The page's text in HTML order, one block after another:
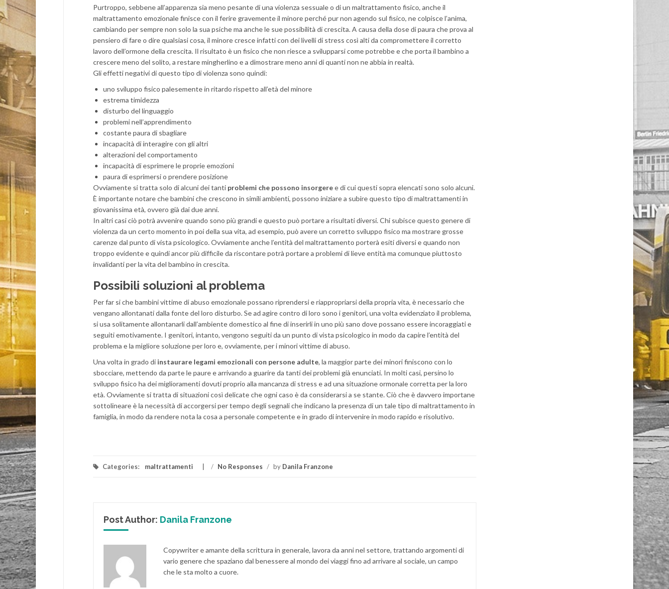
Purtroppo, sebbene all’apparenza sia meno pesante di una violenza sessuale o di un maltrattamento fisico, anche il
maltrattamento emozionale finisce con il ferire gravemente il minore perché pur non agendo sul fisico, ne colpisce l’anima,
cambiando per sempre non solo la sua psiche ma anche le sue possibilità di crescita. A causa della dose di paura che prova al
pensiero di fare o dire qualsiasi cosa, il minore cresce infatti con dei livelli di stress così alti da compromettere il corretto
lavoro dell’ormone della crescita. Il risultato è un fisico che non riesce a svilupparsi come potrebbe e che porta il bambino a
crescere meno del solito, a restare mingherlino e a dimostrare meno anni di quanti non ne abbia in realtà.
Gli effetti negativi di questo tipo di violenza sono quindi:
uno sviluppo fisico palesemente in ritardo rispetto all’età del minore
estrema timidezza
disturbo del linguaggio
problemi nell’apprendimento
costante paura di sbagliare
incapacità di interagire con gli altri
alterazioni del comportamento
incapacità di esprimere le proprie emozioni
paura di esprimersi o prendere posizione
Ovviamente si tratta solo di alcuni dei tanti problemi che possono insorgeree di cui questi sopra elencati sono solo alcuni.
È importante notare che bambini che crescono in simili ambienti, possono iniziare a subire questo tipo di maltrattamenti in
giovanissima età, ovvero già dai due anni.
In altri casi ciò potrà avvenire quando sono più grandi e questo può portare a risultati diversi. Chi subisce questo genere di
violenza da un certo momento in poi della sua vita, ad esempio, può avere un corretto sviluppo fisico ma mostrare grosse
carenze dal punto di vista psicologico. Ovviamente anche l’entità del maltrattamento porterà esiti diversi e quando non
troppo evidente e quindi ancor più difficile da riscontare potrà portare a problemi di lieve entità ma comunque piuttosto
invalidanti per la vita del bambino in crescita.
Possibili soluzioni al problema
Per far si che bambini vittime di abuso emozionale possano riprendersi e riappropriarsi della propria vita, è necessario che
vengano allontanati dalla fonte del loro disturbo. Se ad agire contro di loro sono i genitori, una volta evidenziato il problema,
si usa solitamente allontanarli dall’ambiente domestico al fine di inserirli in uno più sano dove possano essere incoraggiati e
seguiti emotivamente. I genitori, intanto, vengono seguiti da un punto di vista psicologico in modo da capire l’entità del
problema e la migliore soluzione per loro e, ovviamente, per i minori vittime di abuso.
Una volta in grado di instaurare legami emozionali con persone adulte, la maggior parte dei minori finiscono con lo
sbocciare, mettendo da parte le paure e arrivando a guarire da tanti dei problemi già enunciati. In molti casi, persino lo
sviluppo fisico ha dei miglioramenti dovuti proprio alla mancanza di stress e ad una situazione ormonale corretta per la loro
età. Ovviamente si tratta di situazioni così delicate che ogni caso è da considerarsi a se stante. Ciò che è davvero importane
sottolineare è la necessità di accorgersi per tempo degli segnali che indicano la presenza di un tale tipo di maltrattamento in
famiglia, in modo da rendere nota la cosa a personale competente e in grado di intervenire in modo rapido e risolutivo.
Categories: maltrattamenti / No Responses / by Danila Franzone
Post Author: Danila Franzone
Copywriter e amante della scrittura in generale, lavora da anni nel settore, trattando argomenti di
vario genere che spaziano dal benessere al mondo dei viaggi fino ad arrivare al sociale, un campo
che le sta molto a cuore.